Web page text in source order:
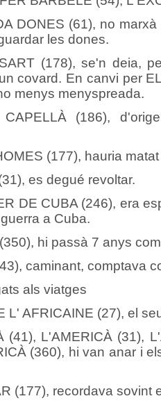
DONES (61), no
les dones.
(178), se'n deia,
covard. En canvi per
menys menyspreada.
(186),
(177), hauria
es degué revoltar.
DE CUBA (246), era
a Cuba.
hi passà 7 anys
caminant, comptava
als viatges
L' AFRICAINE (27), el
(41), L'AMERICÀ (31),
(360), hi van anar i
(177), recordava sovint